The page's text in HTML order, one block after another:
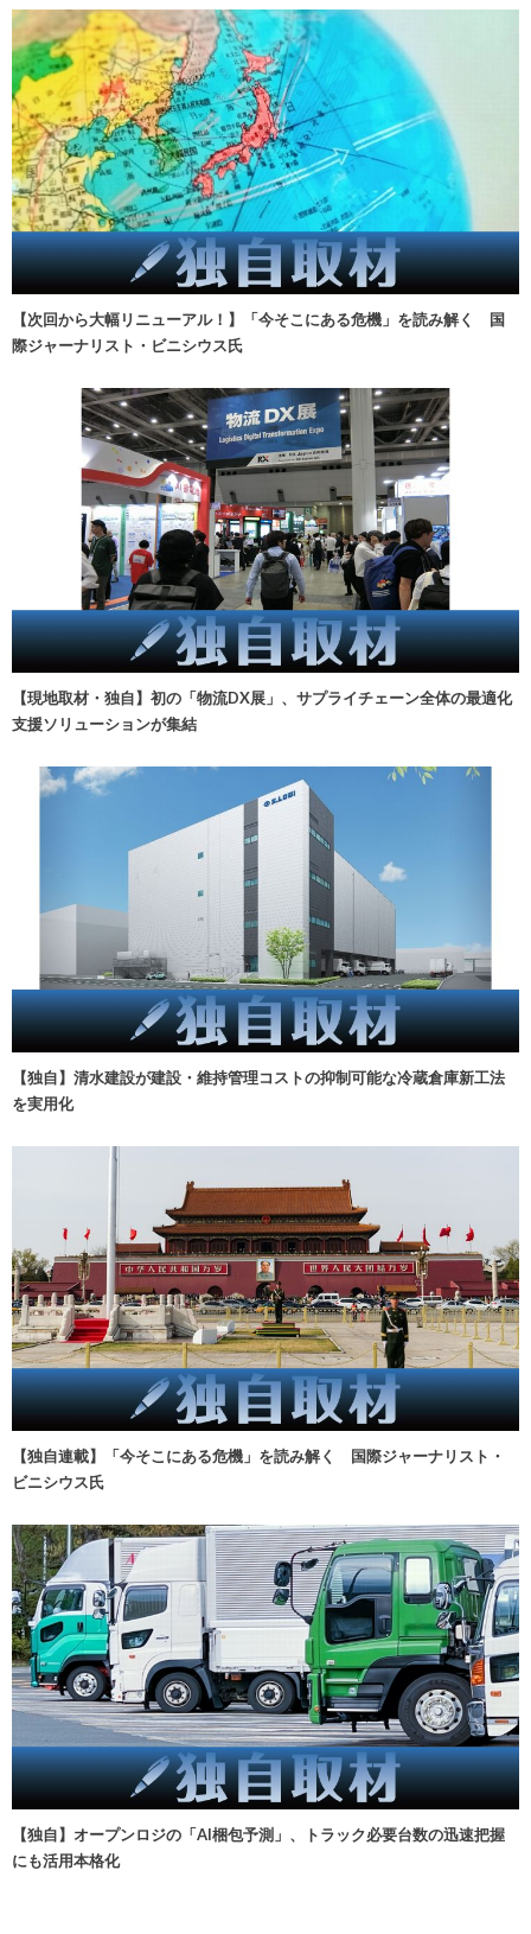
【次回から大幅リニューアル！】「今そこにある危機」を読み解く 国
際ジャーナリスト・ビニシウス氏
【現地取材・独自】初の「物流DX展」、サプライチェーン全体の最適化
支援ソリューションが集結
【独自】清水建設が建設・維持管理コストの抑制可能な冷蔵倉庫新工法
を実用化
【独自連載】「今そこにある危機」を読み解く 国際ジャーナリスト・
ビニシウス氏
【独自】オープンロジの「AI梱包予測」、トラック必要台数の迅速把握
にも活用本格化